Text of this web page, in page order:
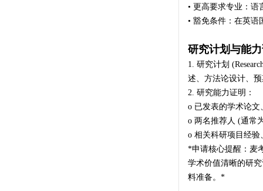
• 更高要求专业：语
• 豁免条件：在英语
研究计划与能
1. 研究计划
述、方法论设计、
2. 研究能力证明：
o 已发表的学术论
o 两名推荐人 (通常
o 相关科研项目经
*申请核心提醒：麦
学术价值清晰的研
料准备。*